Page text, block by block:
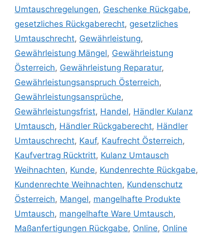
Umtauschregelungen, Geschenke Rückgabe,
gesetzliches Rückgaberecht, gesetzliches
Umtauschrecht, Gewährleistung,
Gewährleistung Mängel, Gewährleistung
Österreich, Gewährleistung Reparatur,
Gewährleistungsanspruch Österreich,
Gewährleistungsansprüche,
Gewährleistungsfrist, Handel, Händler Kulanz
Umtausch, Händler Rückgaberecht, Händler
Umtauschrecht, Kauf, Kaufrecht Österreich,
Kaufvertrag Rücktritt, Kulanz Umtausch
Weihnachten, Kunde, Kundenrechte Rückgabe,
Kundenrechte Weihnachten, Kundenschutz
Österreich, Mangel, mangelhafte Produkte
Umtausch, mangelhafte Ware Umtausch,
Maßanfertigungen Rückgabe, Online, Online